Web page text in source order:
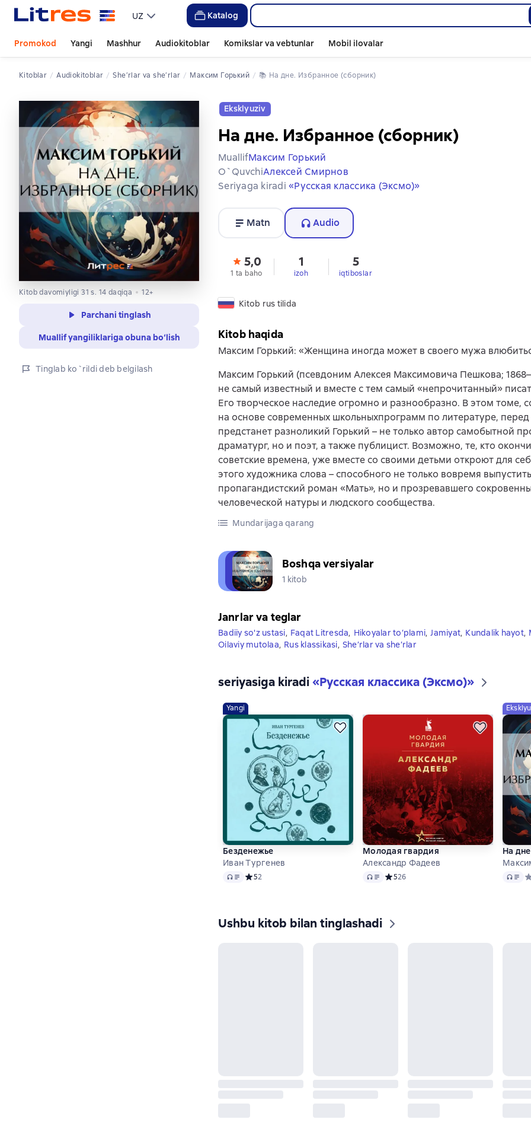
UZ Katalog
Promokod Yangi Mashhur Audiokitoblar Komikslar va vebtunlar Mobil ilovalar
Kitoblar Audiokitoblar she’rlar va she’rlar Максим Горький 📚 На дне. Избранное (сборник)
Kitob davomiyligi 31 s. 14 daqiqa 12+
Parchani tinglash
Muallif yangiliklariga obuna bo‘lish
Tinglab ko`rildi deb belgilash
Eksklyuziv
На дне. Избранное (сборник)
MuallifМаксим Горький
O`quvchiАлексей Смирнов
Seriyaga kiradi «Русская классика (Эксмо)»
Matn Audio
5,0
1 ta baho
1
izoh
5
iqtiboslar
Kitob rus tilida
Kitob haqida
Максим Горький: «Женщина иногда может в своего мужа
Максим Горький (псевдоним Алексея Максимовича Пешкова;
не самый известный и вместе с тем самый «непрочитанный»
Его творческое наследие огромно и разнообразно. В этом томе,
на основе современных школьныхпрограмм по литературе,
предстанет разноликий Горький – не только автор самобытной
драматург, но и поэт, а также публицист. Возможно, те, кто
советские времена, уже вместе со своими детьми откроют для
этого художника слова – способного не только вовремя выпустить
пропагандистский роман «Мать», но и прозревавшего
человеческой натуры и людского сообщества.
Mundarijaga qarang
Boshqa versiyalar
1 kitob
Janrlar va teglar
Badiiy so'z ustasi, Faqat Litresda, Hikoyalar to‘plami, Jamiyat, Kundalik hayot,
Oilaviy mutolaa, Rus klassikasi, She’rlar va she’rlar
seriyasiga kiradi«Русская классика (Эксмо)»
Yangi
Безденежье
Иван Тургенев
Audio Средний рейтинг 5 на основе 2 оценок
52
Молодая гвардия
Александр Фадеев
Audio Средний рейтинг 5 на основе 26 оценок
526
На
Audio
Ushbu kitob bilan tinglashadi